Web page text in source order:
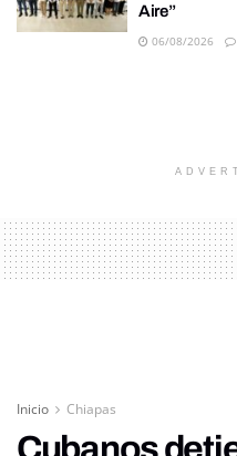
Aire”
06/08/2026
Inicio Chiapas